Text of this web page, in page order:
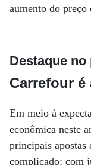
aumento do preço
Destaque no
Carrefour é
Em meio à
econômica neste
principais apostas
complicado: com